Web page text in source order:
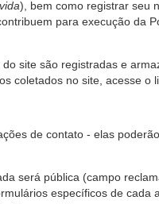
), bem como registrar seu
para execução da
site são registradas e
coletados no site, acesse o
de contato - elas
será pública (campo
específicos de cada